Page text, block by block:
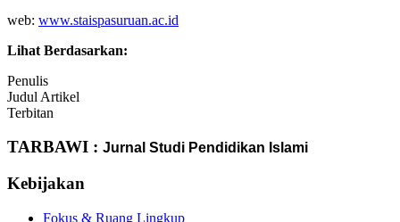
web: www.staispasuruan.ac.id
Lihat Berdasarkan:
Penulis
Judul Artikel
Terbitan
TARBAWI : Jurnal Studi Pendidikan Islami
Kebijakan
Fokus & Ruang Lingkup